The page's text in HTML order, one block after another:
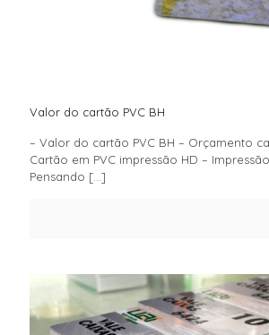
Valor do cartão PVC BH
– Valor do cartão PVC BH – Orçamento
Cartão em PVC impressão HD –
Pensando […]